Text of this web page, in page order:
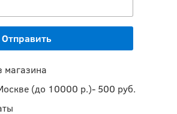
магазина
(до 10000 р.)- 500 руб.